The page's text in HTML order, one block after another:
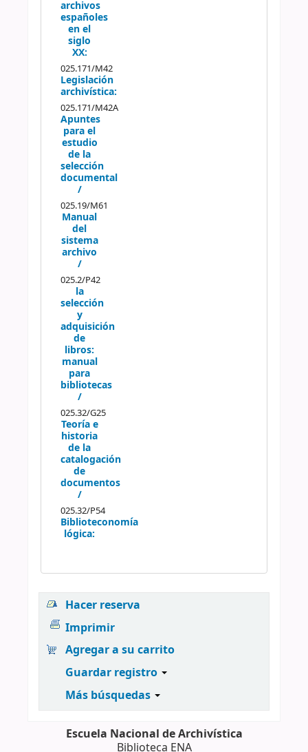
archivos
españoles
en el
siglo
XX:
025.171/M42
Legislación
archivística:
025.171/M42A
Apuntes
para el
estudio
de la
selección
documental
/
025.19/M61
Manual
del
sistema
archivo
/
025.2/P42
la
selección
y
adquisición
de
libros:
manual
para
bibliotecas
/
025.32/G25
Teoría e
historia
de la
catalogación
de
documentos
/
025.32/P54
Biblioteconomía
lógica:
Hacer reserva
Imprimir
Agregar a su carrito
Guardar registro
Más búsquedas
Escuela Nacional de Archivística
Biblioteca ENA